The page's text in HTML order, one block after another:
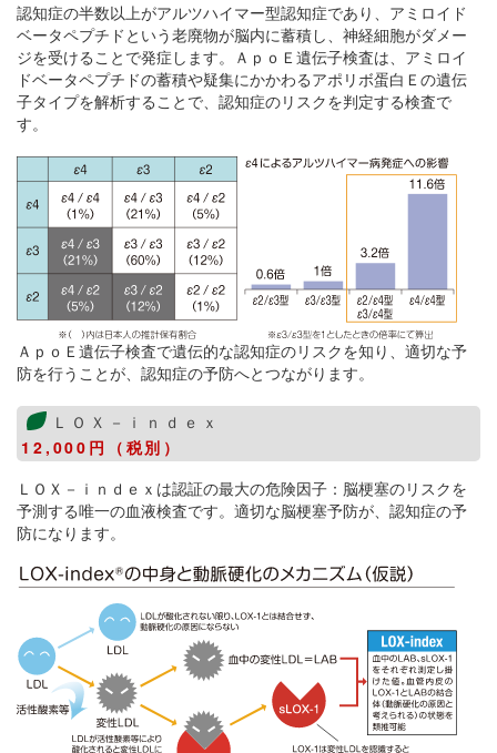
認知症の半数以上がアルツハイマー型認知症であり、アミロイド
ベータペプチドという老廃物が脳内に蓄積し、神経細胞がダメー
ジを受けることで発症します。ＡｐｏＥ遺伝子検査は、アミロイ
ドベータペプチドの蓄積や疑集にかかわるアポリボ蛋白Ｅの遺伝
子タイプを解析することで、認知症のリスクを判定する検査で
す。
ＡｐｏＥ遺伝子検査で遺伝的な認知症のリスクを知り、適切な予
防を行うことが、認知症の予防へとつながります。
ＬＯＸ－ｉｎｄｅｘ
12,000円（税別）
ＬＯＸ－ｉｎｄｅｘは認証の最大の危険因子：脳梗塞のリスクを
予測する唯一の血液検査です。適切な脳梗塞予防が、認知症の予
防になります。